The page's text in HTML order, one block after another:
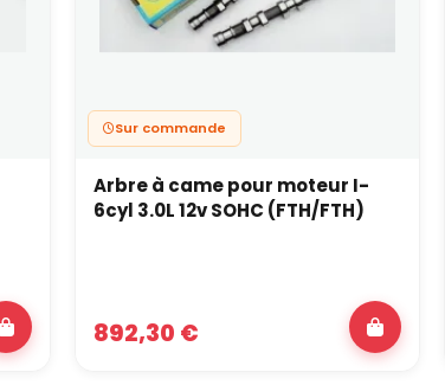
Sur commande
Arbre à came pour moteur I-
6cyl 3.0L 12v SOHC (FTH/FTH)
892,30 €